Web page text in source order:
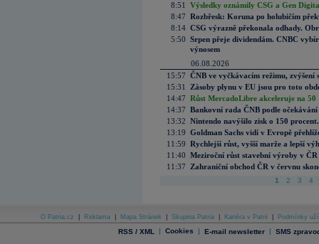
8:51
Výsledky oznámily CSG a Gen
8:47 Rozbřesk: Koruna po holubičím
8:14 CSG výrazně překonala odhady.
5:50 Srpen přeje dividendám. CNBC
výnosem
06.08.2026
15:57 ČNB ve vyčkávacím režimu, zvýšení
15:31
Zásoby plynu v EU jsou pro toto
14:47 Růst MercadoLibre akceleruje na
14:37 Bankovní rada ČNB podle
13:32 Nintendo navýšilo zisk o 150
13:19 Goldman Sachs vidí v Evropě
11:59 Rychlejší růst, vyšší marže a lepší
11:40 Meziroční růst stavební výroby v
11:37
Zahraniční obchod ČR v červnu
1 2 3 4
O Patria.cz Reklama Mapa Stránek Skupina Patria Kariéra v Patrii Podmínky
RSS / XML | Cookies | E-mail newsletter | SMS